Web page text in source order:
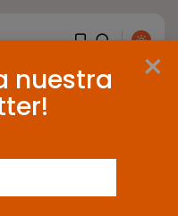
×
nuestra